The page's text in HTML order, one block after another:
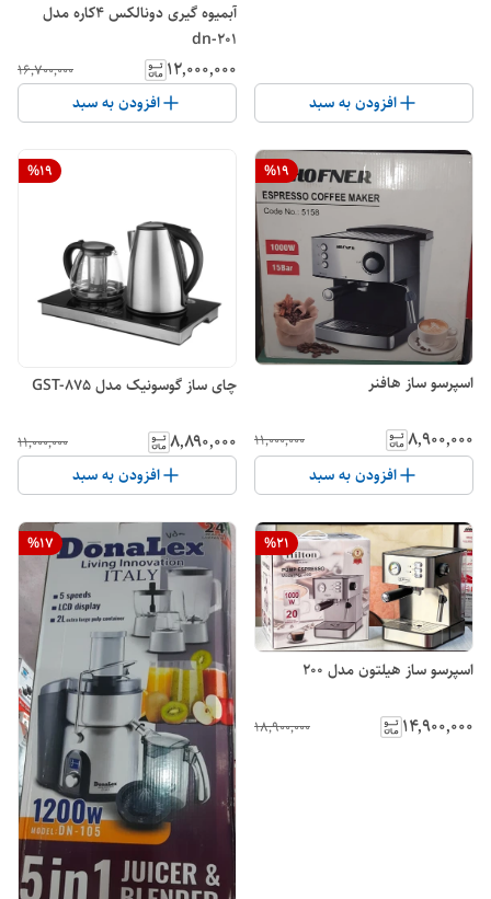
افزودن به سبد
آبمیوه گیری دونالکس ۴کاره مدل
dn-201
۱۲٬۰۰۰٬۰۰۰ ۱۶٬۷۰۰٬۰۰۰
افزودن به سبد
%19
اسپرسو ساز هافنر
۸٬۹۰۰٬۰۰۰ ۱۱٬۰۰۰٬۰۰۰
افزودن به سبد
%19
چای ساز گوسونیک مدل GST-875
۸٬۸۹۰٬۰۰۰ ۱۱٬۰۰۰٬۰۰۰
افزودن به سبد
%21
اسپرسو ساز هیلتون مدل ۲۰۰
۱۴٬۹۰۰٬۰۰۰ ۱۸٬۹۰۰٬۰۰۰
%17